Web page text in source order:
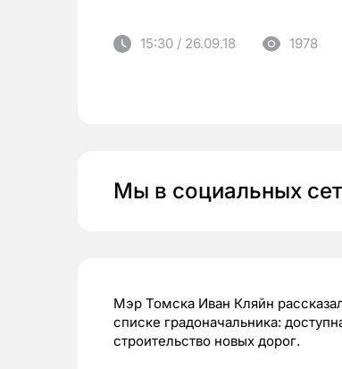
15:30 / 26.09.18 1978
Мы в социальных
Мэр Томска Иван Кляйн
списке градоначальника:
строительство новых дорог.